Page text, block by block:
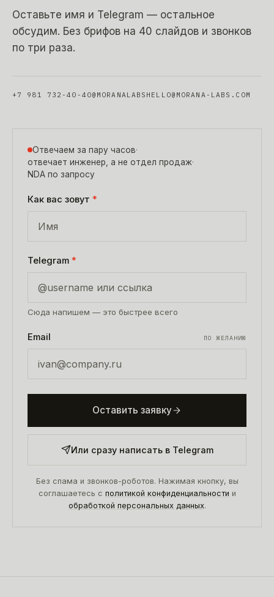
Оставьте имя и Telegram — остальное
обсудим. Без брифов на 40 слайдов и звонков
по три раза.
+7 981 732-40-40@MORANALABS HELLO@MORANA-LABS.COM
Отвечаем за пару часов·
отвечает инженер, а не отдел продаж·
NDA по запросу
Как вас зовут *
Telegram *
Сюда напишем — это быстрее всего
Email ПО ЖЕЛАНИЮ
Оставить заявку
Или сразу написать в Telegram
Без спама и звонков-роботов. Нажимая кнопку, вы
соглашаетесь с политикой конфиденциальности и
обработкой персональных данных.